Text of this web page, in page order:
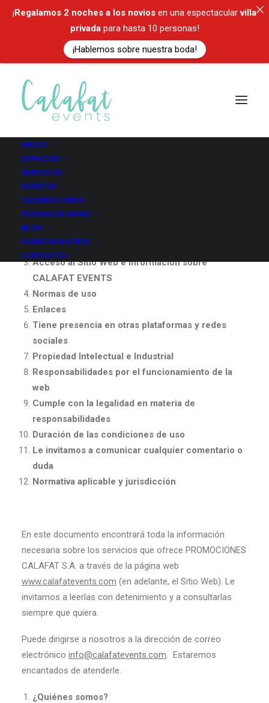
INICIO
ESPACIOS
SERVICIOS
EVENTOS
CELEBRACIONES
PEDIDAS DE MANO
BLOG
SOBRE NOSOTROS
CONTACTO
ES
Aviso legal
¿Quiénes somos?
Aceptación de las condiciones de uso
Acceso al Sitio Web e información sobre
CALAFAT EVENTS
Normas de uso
Enlaces
Tiene presencia en otras plataformas y redes
sociales
Propiedad Intelectual e Industrial
Responsabilidades por el funcionamiento de la
web
Cumple con la legalidad en materia de
responsabilidades
Duración de las condiciones de uso
Le invitamos a comunicar cualquier comentario o
duda
Normativa aplicable y jurisdicción
En este documento encontrará toda la información
necesaria sobre los servicios que ofrece PROMOCIONES
CALAFAT S.A. a través de la página web
www.calafatevents.com (en adelante, el Sitio Web). Le
invitamos a leerlas con detenimiento y a consultarlas
siempre que quiera.
Puede dirigirse a nosotros a la dirección de correo
electrónico info@calafatevents.com . Estaremos
encantados de atenderle.
¿Quiénes somos?
¡Regalamos 2 noches a los novios en una espectacularvilla
privadapara hasta 10 personas!
¡Hablemos sobre nuestra boda!